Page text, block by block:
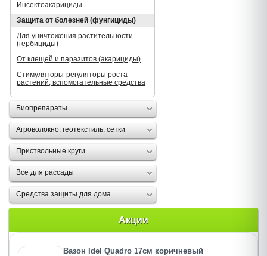
Инсектоакарициды
Защита от болезней (фунгициды)
Для уничтожения растительности
(гербициды)
От клещей и паразитов (акарициды)
Стимуляторы-регуляторы роста
растений, вспомогательные средства
Биопрепараты
Агроволокно, геотекстиль, сетки
Приствольные круги
Все для рассады
Средства защиты для дома
Акции
Вазон Idel Quadro 17см коричневый